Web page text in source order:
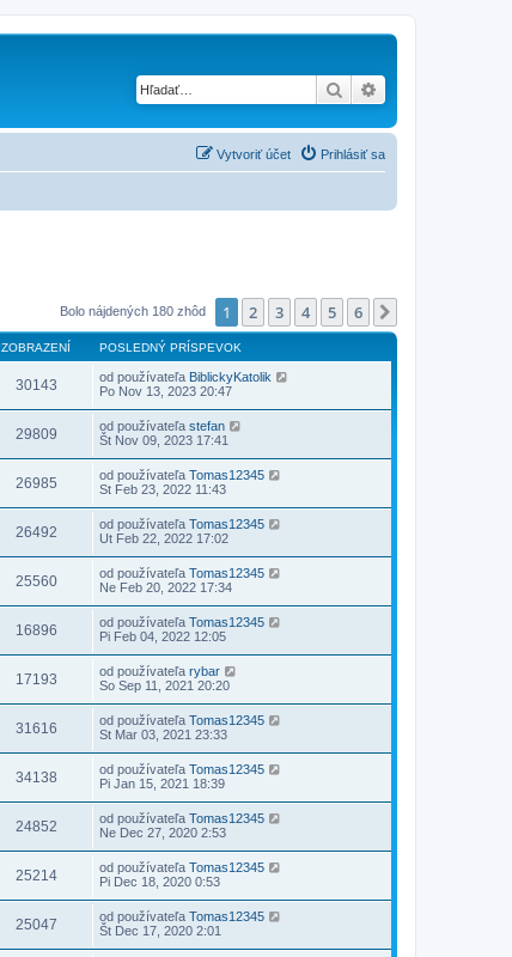
Hľadať
Prihlásiť sa
Vytvoriť účet
Bolo nájdených 180 zhôd 1 2 3 4 5 6
ZOBRAZENÍ POSLEDNÝ PRÍSPEVOK
30143 od používateľa BiblickyKatolik
Po Nov 13, 2023 20:47
29809 od používateľa stefan
Št Nov 09, 2023 17:41
26985 od používateľa Tomas12345
St Feb 23, 2022 11:43
26492 od používateľa Tomas12345
Ut Feb 22, 2022 17:02
25560 od používateľa Tomas12345
Ne Feb 20, 2022 17:34
16896 od používateľa Tomas12345
Pi Feb 04, 2022 12:05
17193 od používateľa rybar
So Sep 11, 2021 20:20
31616 od používateľa Tomas12345
St Mar 03, 2021 23:33
34138 od používateľa Tomas12345
Pi Jan 15, 2021 18:39
24852 od používateľa Tomas12345
Ne Dec 27, 2020 2:53
25214 od používateľa Tomas12345
Pi Dec 18, 2020 0:53
25047 od používateľa Tomas12345
Št Dec 17, 2020 2:01